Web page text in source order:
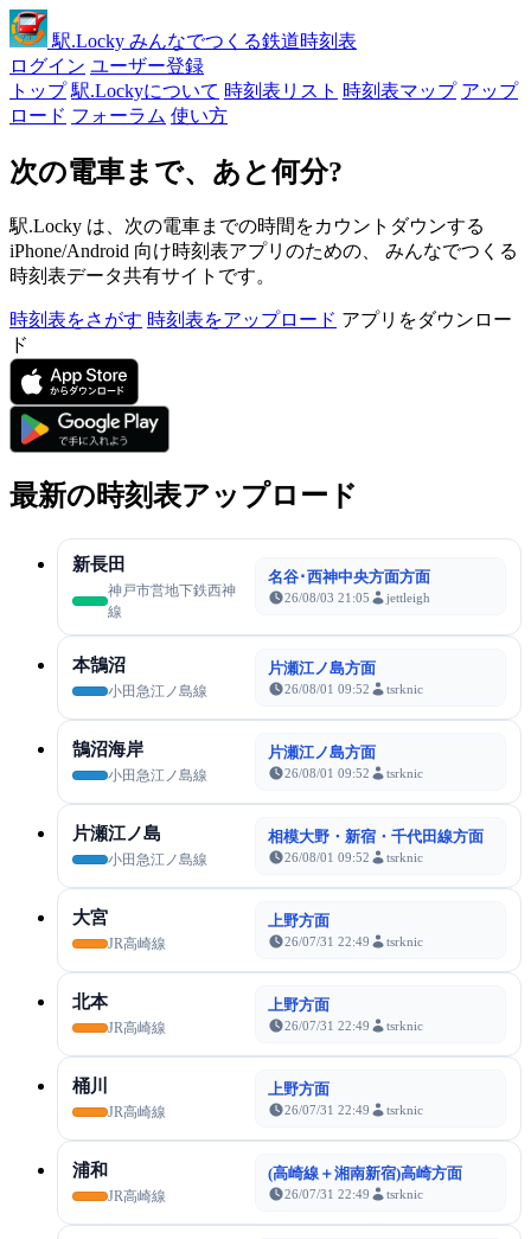
駅.Locky みんなでつくる鉄道時刻表
ログイン ユーザー登録
トップ 駅.Lockyについて 時刻表リスト 時刻表マップ アップ
ロード フォーラム 使い方
次の電車まで、あと何分?
駅.Locky は、次の電車までの時間をカウントダウンする
iPhone/Android 向け時刻表アプリのための、 みんなでつくる
時刻表データ共有サイトです。
時刻表をさがす 時刻表をアップロード アプリをダウンロー
ド
最新の時刻表アップロード
新長田
神戸市営地下鉄西神
線
名谷･西神中央方面方面
26/08/03 21:05 jettleigh
本鵠沼
小田急江ノ島線
片瀬江ノ島方面
26/08/01 09:52 tsrknic
鵠沼海岸
小田急江ノ島線
片瀬江ノ島方面
26/08/01 09:52 tsrknic
片瀬江ノ島
小田急江ノ島線
相模大野・新宿・千代田線方面
26/08/01 09:52 tsrknic
大宮
JR高崎線
上野方面
26/07/31 22:49 tsrknic
北本
JR高崎線
上野方面
26/07/31 22:49 tsrknic
桶川
JR高崎線
上野方面
26/07/31 22:49 tsrknic
浦和
JR高崎線
(高崎線＋湘南新宿)高崎方面
26/07/31 22:49 tsrknic